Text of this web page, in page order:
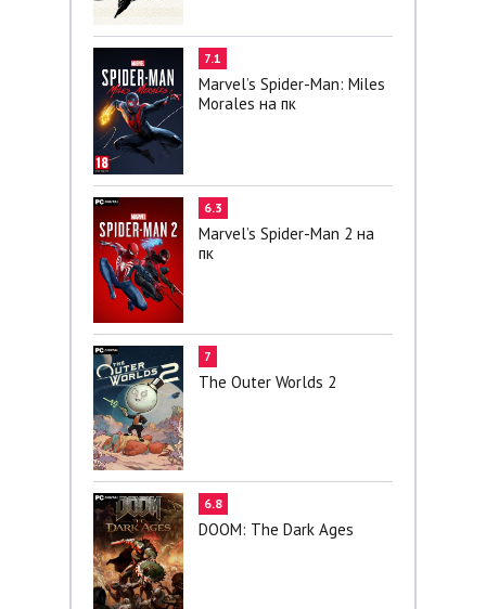
7.1
Marvel’s Spider-Man: Miles
Morales на пк
6.3
Marvel’s Spider-Man 2 на
пк
7
The Outer Worlds 2
6.8
DOOM: The Dark Ages